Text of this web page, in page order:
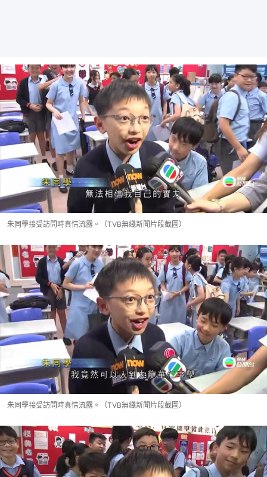
朱同學接受訪問時真情流露。（TVB無綫新聞片段截圖）
朱同學接受訪問時真情流露。（TVB無綫新聞片段截圖）